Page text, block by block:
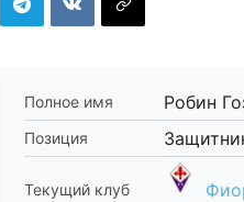
Полное имя Робин
Позиция
Текущий клуб